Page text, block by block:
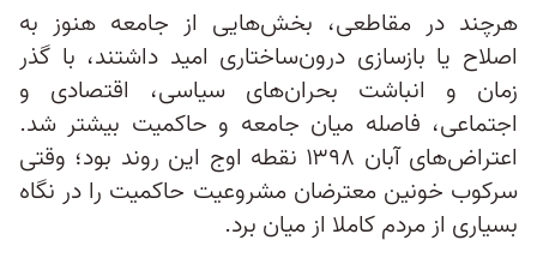
هرچند در مقاطعی، بخش‌هایی از جامعه هنوز به
اصلاح یا بازسازی درون‌ساختاری امید داشتند، با گذر
زمان و انباشت بحران‌های سیاسی، اقتصادی و
اجتماعی، فاصله میان جامعه و حاکمیت بیشتر شد.
اعتراض‌های آبان ۱۳۹۸ نقطه اوج این روند بود؛ وقتی
سرکوب خونین معترضان مشروعیت حاکمیت را در نگاه
بسیاری از مردم کاملا از میان برد.